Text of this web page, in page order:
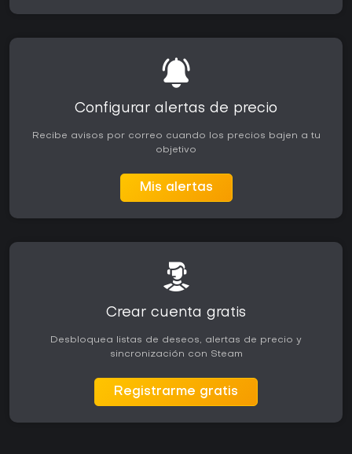
Configurar alertas de precio
Recibe avisos por correo cuando los precios bajen a tu
objetivo
Mis alertas
Crear cuenta gratis
Desbloquea listas de deseos, alertas de precio y
sincronización con Steam
Registrarme gratis